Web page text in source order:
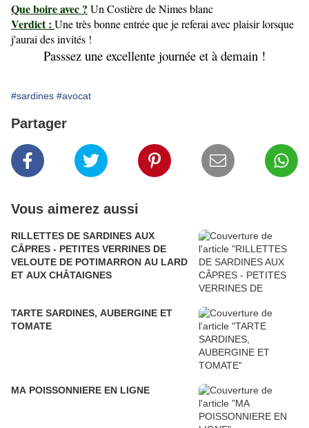
Que boire avec ? Un Costière de Nimes blanc
Verdict : Une très bonne entrée que je referai avec plaisir lorsque
j'aurai des invités !
Passsez une excellente journée et à demain !
#sardines #avocat
Partager
Vous aimerez aussi
RILLETTES DE SARDINES AUX
CÂPRES - PETITES VERRINES DE
VELOUTE DE POTIMARRON AU LARD
ET AUX CHÂTAIGNES
TARTE SARDINES, AUBERGINE ET
TOMATE
MA POISSONNIERE EN LIGNE